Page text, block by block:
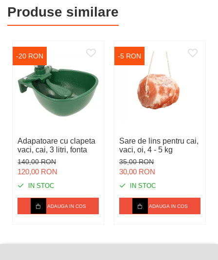
Produse similare
-20 RON
Adapatoare cu clapeta
vaci, cai, 3 litri, fonta
140,00 RON
120,00 RON
IN STOC
ADAUGA IN COS
-5 RON
Sare de lins pentru cai,
vaci, oi, 4 - 5 kg
35,00 RON
30,00 RON
IN STOC
ADAUGA IN COS